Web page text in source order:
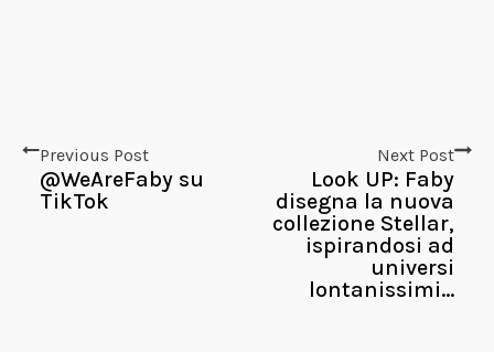
Previous Post
@WeAreFaby su
TikTok
Next Post
Look UP: Faby
disegna la nuova
collezione Stellar,
ispirandosi ad
universi
lontanissimi...